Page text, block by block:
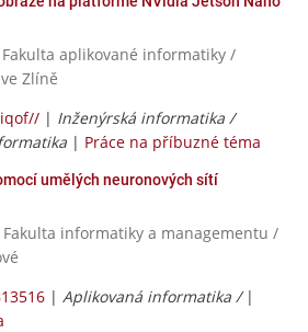
aplikované informatiky /
Zlíně
| Inženýrská informatika /
| Práce na příbuzné téma
umělých neuronových sítí
Fakulta informatiky a managementu /
| Aplikovaná informatika / |